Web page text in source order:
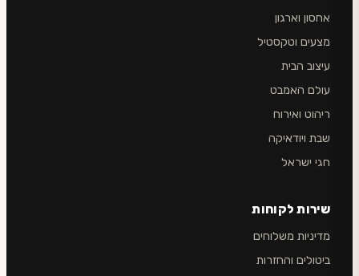
אחסון וארגון
מצעים וטקסטיל
עיצוב הבית
עולם האמבט
ריהוט ואירוח
שבת ויודאיקה
חגי ישראל
שירות לקוחות
מדיניות משלוחים
ביטולים והחזרות